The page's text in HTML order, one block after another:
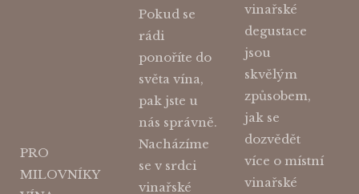
PRO
MILOVNÍKY
Pokud se
rádi
ponoříte do
světa vína,
pak jste u
nás správně.
Nacházíme
se v srdci
vinařské
vinařské
degustace
jsou
skvělým
způsobem,
jak se
dozvědět
více o místní
vinařské